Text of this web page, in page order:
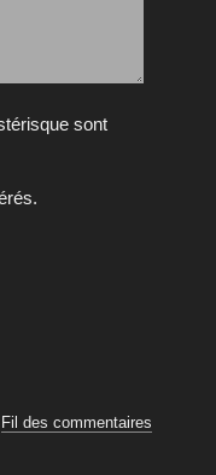
sont
Fil des commentaires